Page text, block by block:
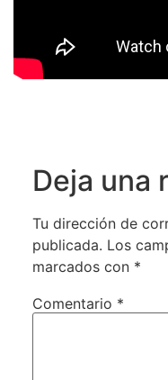
Deja una
Tu dirección de
publicada. Los
marcados con *
Comentario *